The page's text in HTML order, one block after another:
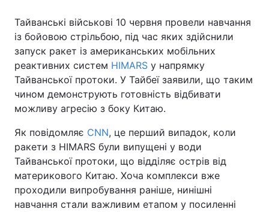
Тайванські військові 10 червня провели навчання
із бойовою стрільбою, під час яких здійснили
запуск ракет із американських мобільних
реактивних систем HIMARS у напрямку
Тайванської протоки. У Тайбеї заявили, що таким
чином демонструють готовність відбивати
можливу агресію з боку Китаю.
Як повідомляє CNN, це перший випадок, коли
ракети з HIMARS були випущені у води
Тайванської протоки, що відділяє острів від
материкового Китаю. Хоча комплекси вже
проходили випробування раніше, нинішні
навчання стали важливим етапом у посиленні